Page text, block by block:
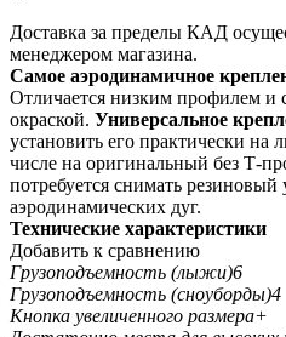
Доставка за пределы КАД
менеджером магазина.
Самое аэродинамичное
Отличается низким профилем и
окраской. Универсальное
установить его практически на
числе на оригинальный без Т-
потребуется снимать
аэродинамических дуг.
Технические характеристики
Добавить к сравнению
Грузоподъемность (лыжи)6
Грузоподъемность (сноуборды)4
Кнопка увеличенного размера+